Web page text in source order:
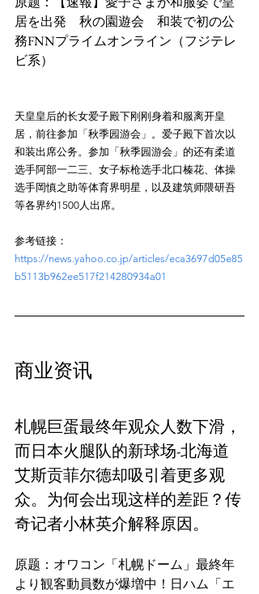
居を出発　秋の園遊会　和装で初の公
務FNNプライムオンライン（フジテレ
天皇皇后的长女爱子殿下刚刚身着和服离开皇
居，前往参加「秋季园游会」。爱子殿下首次以
和装出席公务。参加「秋季园游会」的还有柔道
选手阿部一二三、女子标枪选手北口榛花、体操
选手岡慎之助等体育界明星，以及建筑师隈研吾
参考链接：
https://news.yahoo.co.jp/articles/eca3697d05e85
b5113b962ee517f214280934a01
札幌巨蛋最终年观众人数下滑，
而日本火腿队的新球场-北海道
艾斯贡菲尔德却吸引着更多观
众。为何会出现这样的差距？传
奇记者小林英介解释原因。
原题：オワコン「札幌ドーム」最終年
より観客動員数が爆増中！日ハム「エ